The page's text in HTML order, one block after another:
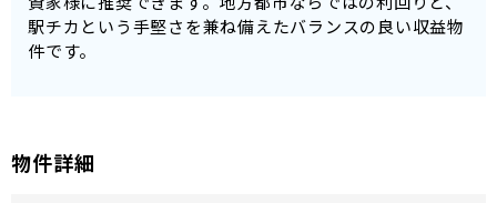
駅チカという手堅さを兼ね備えたバランスの良い収益物
件です。
物件詳細